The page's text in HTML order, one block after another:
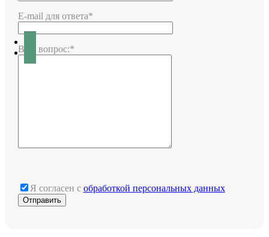
E-mail для ответа*
Ваш вопрос:*
Я согласен с обработкой персональных данных